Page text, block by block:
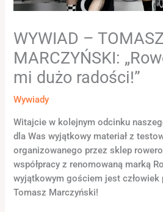
WYWIAD – TOMASZ
MARCZYŃSKI:
mi dużo radości!”
Wywiady
Witajcie w kolejnym odcinku
dla Was wyjątkowy materiał z
organizowanego przez sklep
współpracy z renomowaną marką
wyjątkowym gościem jest
Tomasz Marczyński!